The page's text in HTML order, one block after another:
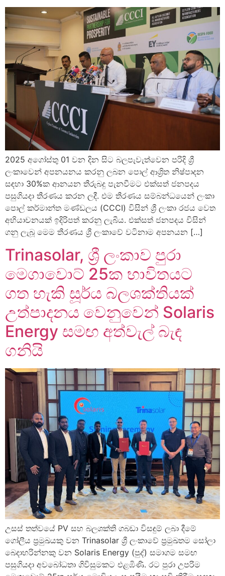
2025 අගෝස්තු 01 වන දින සිට බලපැවැත්වෙන පරිදි ශ්‍රී
ලංකාවෙන් අපනයනය කරනු ලබන පොල් ආශ්‍රිත නිෂ්පාදන
සඳහා 30%ක ආනයන තීරුබදු පැනවීමට එක්සත් ජනපදය
පසුගියදා තීරණය කරන ලදී. එම තීරණය සම්බන්ධයෙන් ලංකා
පොල් කර්මාන්ත මණ්ඩලය (CCCI) විසින් ශ්‍රී ලංකා රජය වෙත
අභියාචනයක් ඉදිරිපත් කරනු ලැබීය. එක්සත් ජනපදය විසින්
ගනු ලැබූ මෙම තීරණය ශ්‍රී ලංකාවේ වටිනාම අපනයන […]
Trinasolar, ශ්‍රී ලංකාව පුරා
මෙගාවොට් 25ක භාවිතයට
ගත හැකි සූර්ය බලශක්තියක්
උත්පාදනය වෙනුවෙන් Solaris
Energy සමඟ අත්වැල් බැඳ
ගනියි
උසස් තත්වයේ PV සහ බලශක්ති ගබඩා විසඳුම් ලබා දීමේ
ගෝලීය ප්‍රමුඛයකු වන Trinasolar ශ්‍රී ලංකාවේ ප්‍රමුඛතම සෝලා
බෙදාහරින්නකු වන Solaris Energy (පුද්) සමාගම සමඟ
පසුගියදා අවබෝධතා ගිවිසුමකට එළඹිණි. රට පුරා උපරිම